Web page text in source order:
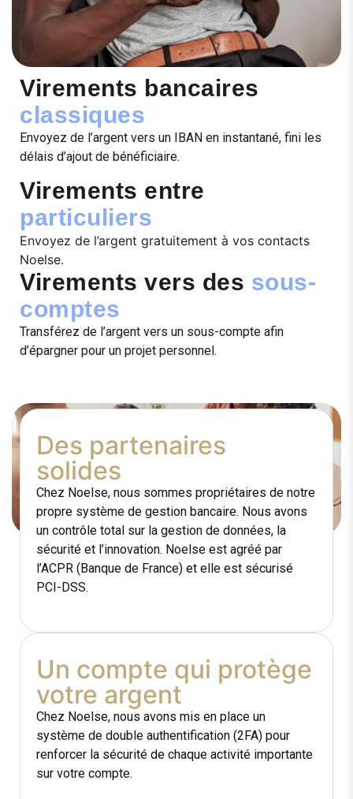
Virements bancaires
classiques
Envoyez de l’argent vers un IBAN en instantané, fini les
délais d’ajout de bénéficiaire.
Virements entre
particuliers
Envoyez de l’argent gratuitement à vos contacts
Noelse.
Virements vers des sous-
comptes
Transférez de l’argent vers un sous-compte afin
d’épargner pour un projet personnel.
Des partenaires
solides
Chez Noelse, nous sommes propriétaires de notre
propre système de gestion bancaire. Nous avons
un contrôle total sur la gestion de données, la
sécurité et l’innovation. Noelse est agréé par
l’ACPR (Banque de France) et elle est sécurisé
PCI-DSS.
Un compte qui protège
votre argent
Chez Noelse, nous avons mis en place un
système de double authentification (2FA) pour
renforcer la sécurité de chaque activité importante
sur votre compte.